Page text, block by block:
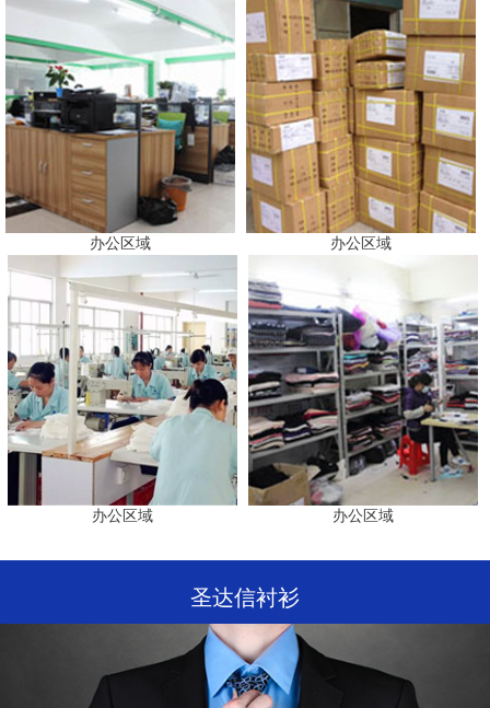
办公区域 办公区域
办公区域 办公区域
圣达信衬衫